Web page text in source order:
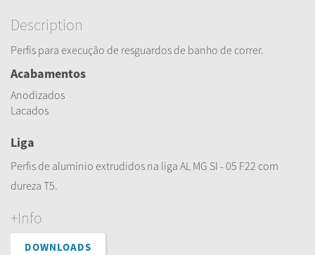
Description
Perfis para execução de resguardos de banho de correr.
Acabamentos
Anodizados
Lacados
Liga
Perfis de alumínio extrudidos na liga AL MG SI - 05 F22 com
dureza T5.
+Info
DOWNLOADS